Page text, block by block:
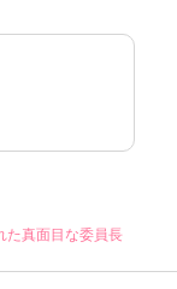
た真面目な委員長